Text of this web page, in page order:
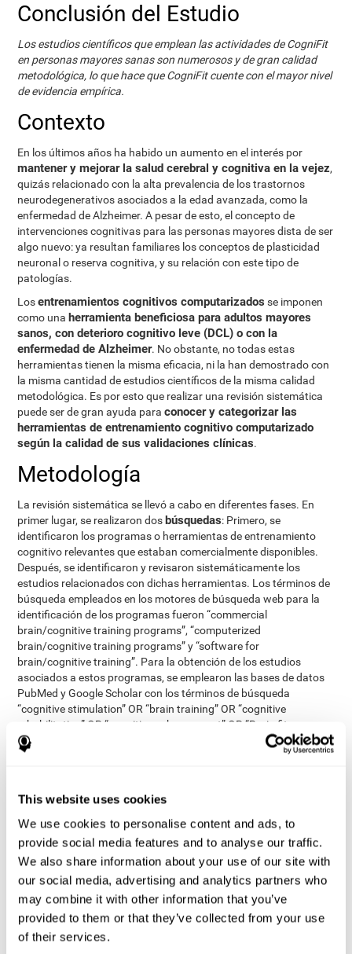
This website uses cookies
We use cookies to personalise content and ads, to
provide social media features and to analyse our traffic.
We also share information about your use of our site with
our social media, advertising and analytics partners who
may combine it with other information that you’ve
provided to them or that they’ve collected from your use
of their services.
Conclusión del Estudio
Los estudios científicos que emplean las actividades de CogniFit
en personas mayores sanas son numerosos y de gran calidad
metodológica, lo que hace que CogniFit cuente con el mayor nivel
de evidencia empírica.
Contexto
En los últimos años ha habido un aumento en el interés por
mantener y mejorar la salud cerebral y cognitiva en la vejez,
quizás relacionado con la alta prevalencia de los trastornos
neurodegenerativos asociados a la edad avanzada, como la
enfermedad de Alzheimer. A pesar de esto, el concepto de
intervenciones cognitivas para las personas mayores dista de ser
algo nuevo: ya resultan familiares los conceptos de plasticidad
neuronal o reserva cognitiva, y su relación con este tipo de
patologías.
Losentrenamientos cognitivos computarizados se imponen
como una herramienta beneficiosa para adultos mayores
sanos, con deterioro cognitivo leve (DCL) o con la
enfermedad de Alzheimer. No obstante, no todas estas
herramientas tienen la misma eficacia, ni la han demostrado con
la misma cantidad de estudios científicos de la misma calidad
metodológica. Es por esto que realizar una revisión sistemática
puede ser de gran ayuda paraconocer y categorizar las
herramientas de entrenamiento cognitivo computarizado
según la calidad de sus validaciones clínicas.
Metodología
La revisión sistemática se llevó a cabo en diferentes fases. En
primer lugar, se realizaron dos búsquedas: Primero, se
identificaron los programas o herramientas de entrenamiento
cognitivo relevantes que estaban comercialmente disponibles.
Después, se identificaron y revisaron sistemáticamente los
estudios relacionados con dichas herramientas. Los términos de
búsqueda empleados en los motores de búsqueda web para la
identificación de los programas fueron “commercial
brain/cognitive training programs”, “computerized
brain/cognitive training programs” y “software for
brain/cognitive training”. Para la obtención de los estudios
asociados a estos programas, se emplearon las bases de datos
PubMed y Google Scholar con los términos de búsqueda
“cognitive stimulation” OR “brain training” OR “cognitive
rehabilitation” OR “cognitive enhancement” OR “Brain fitness
software” OR “cognitive retention therapy” OR “computerized
cognitive behavioural therapy”. Estos términos se emplearon
revisados por pares, contener ensayos clínicos en personas
sanas mayores de 50 años y que se basasen en medidas
cognitivas. Se excluyeron los abstracts de conferencias, otras
poblaciones que no fueran adultos mayores sanos, que
incluyeran personas con demencia, que emplearan videojuegos o
que la medida principal no fuera la cognitiva.
Dos
revisores independientescomprobaron los títulos y los
abstracts de los estudios relevantes. Se tuvo en cuenta